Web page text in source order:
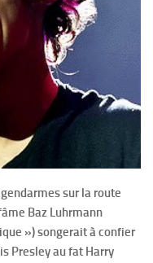
sur la route
Baz Luhrmann
») songerait à confier
Presley au fat Harry